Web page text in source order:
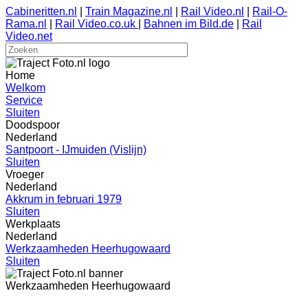
Cabineritten.nl Train Magazine.nl Rail Video.nl
Rail-O-
Rama.nl
Rail Video.co.uk Bahnen im Bild.de
Rail
Video.net
Home
Welkom
Service
Sluiten
Doodspoor
Nederland
Santpoort - IJmuiden (Vislijn)
Sluiten
Vroeger
Nederland
Akkrum in februari 1979
Sluiten
Werkplaats
Nederland
Werkzaamheden Heerhugowaard
Sluiten
Werkzaamheden Heerhugowaard